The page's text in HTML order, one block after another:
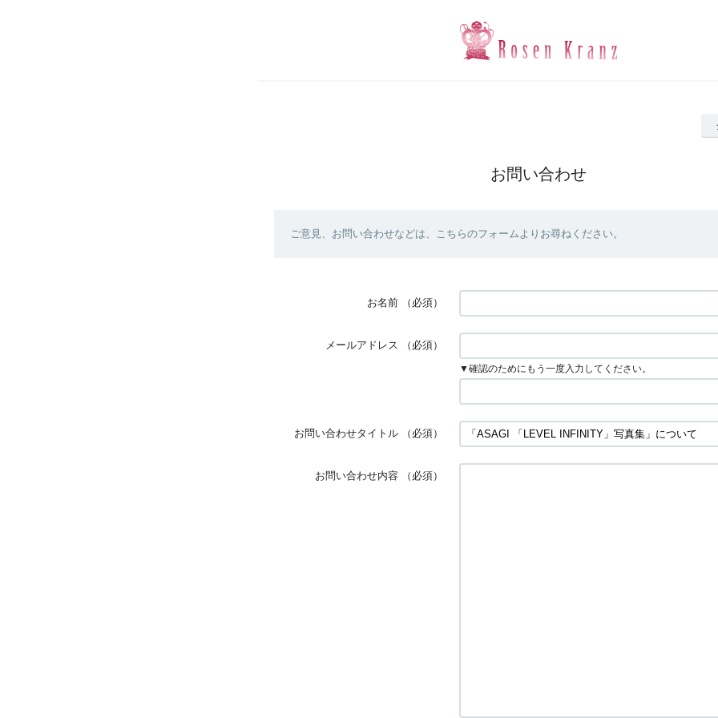
お問い合わせ
ご意見、お問い合わせなどは、こちらのフォームよりお尋ねください。
お名前 （必須）
メールアドレス （必須）
▼確認のためにもう一度入力してください。
お問い合わせタイトル （必須）
お問い合わせ内容 （必須）